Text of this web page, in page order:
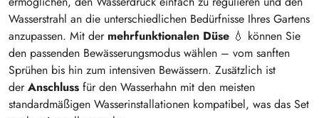
Wasserstrahl an die unterschiedlichen Bedürfnisse Ihres Gartens
anzupassen. Mit der mehrfunktionalen Düse 💧 können Sie
den passenden Bewässerungsmodus wählen – vom sanften
Sprühen bis hin zum intensiven Bewässern. Zusätzlich ist
der Anschluss für den Wasserhahn mit den meisten
standardmäßigen Wasserinstallationen kompatibel, was das Set